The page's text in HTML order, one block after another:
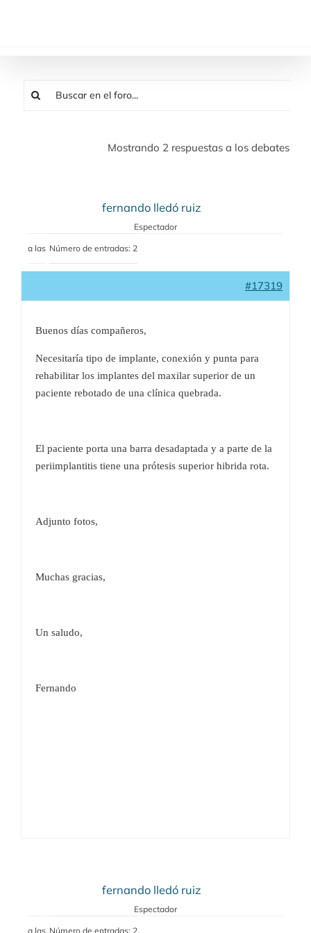
Mostrando 2 respuestas a los debates
fernando lledó ruiz
Espectador
a las Número de entradas: 2
#17319
Buenos días compañeros,
Necesitaría tipo de implante, conexión y punta para
rehabilitar los implantes del maxilar superior de un
paciente rebotado de una clínica quebrada.
El paciente porta una barra desadaptada y a parte de la
periimplantitis tiene una prótesis superior hibrida rota.
Adjunto fotos,
Muchas gracias,
Un saludo,
Fernando
fernando lledó ruiz
Espectador
a las Número de entradas: 2